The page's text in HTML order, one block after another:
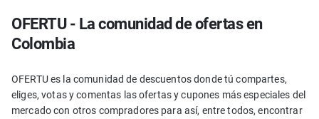
OFERTU - La comunidad de ofertas en
Colombia
OFERTU es la comunidad de descuentos donde tú compartes,
eliges, votas y comentas las ofertas y cupones más especiales del
mercado con otros compradores para así, entre todos, encontrar